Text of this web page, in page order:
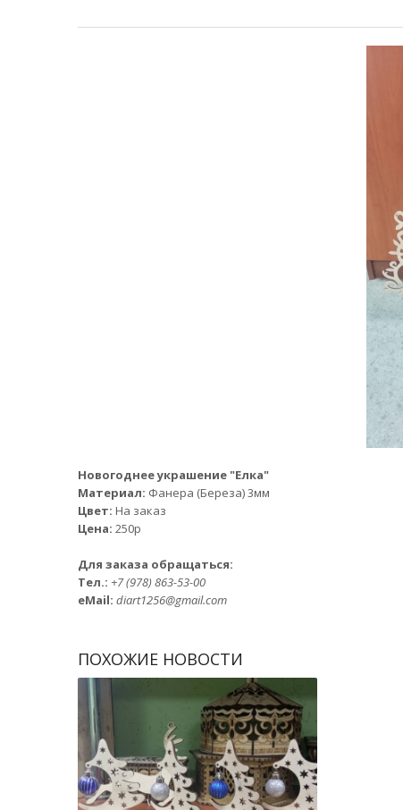
Новогоднее украшение "Елка"
Материал: Фанера (Береза) 3мм
Цвет: На заказ
Цена: 250р
Для заказа обращаться:
Тел.: +7 (978) 863-53-00
eMail: diart1256@gmail.com
ПОХОЖИЕ НОВОСТИ